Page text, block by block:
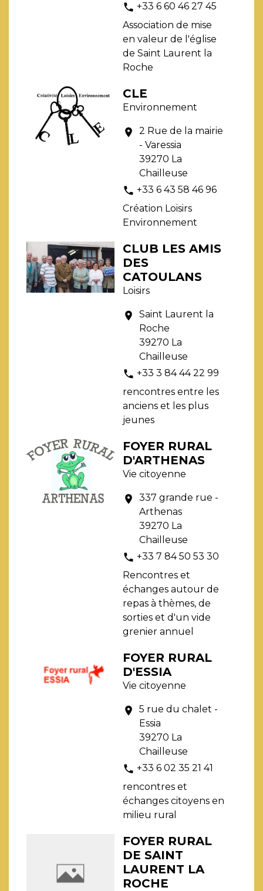
phone +33 6 60 46 27 45
Association de mise
en valeur de l'église
de Saint Laurent la
Roche
CLE
Environnement
location_on
2 Rue de la mairie
- Varessia
39270 La
Chailleuse
phone +33 6 43 58 46 96
Création Loisirs
Environnement
CLUB LES AMIS
DES
CATOULANS
Loisirs
location_on
Saint Laurent la
Roche
39270 La
Chailleuse
phone +33 3 84 44 22 99
rencontres entre les
anciens et les plus
jeunes
FOYER RURAL
D'ARTHENAS
Vie citoyenne
location_on
337 grande rue -
Arthenas
39270 La
Chailleuse
phone +33 7 84 50 53 30
Rencontres et
échanges autour de
repas à thèmes, de
sorties et d'un vide
grenier annuel
FOYER RURAL
D'ESSIA
Vie citoyenne
location_on
5 rue du chalet -
Essia
39270 La
Chailleuse
phone +33 6 02 35 21 41
rencontres et
échanges citoyens en
milieu rural
FOYER RURAL
DE SAINT
LAURENT LA
ROCHE